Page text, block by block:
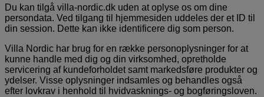
Du kan tilgå villa-nordic.dk uden at oplyse os om dine
persondata. Ved tilgang til hjemmesiden uddeles der et ID til
din session. Dette kan ikke identificere dig som person.
Villa Nordic har brug for en række personoplysninger for at
kunne handle med dig og din virksomhed, opretholde
servicering af kundeforholdet samt markedsføre produkter og
ydelser. Visse oplysninger indsamles og behandles også
efter lovkrav i henhold til hvidvasknings- og bogføringsloven.